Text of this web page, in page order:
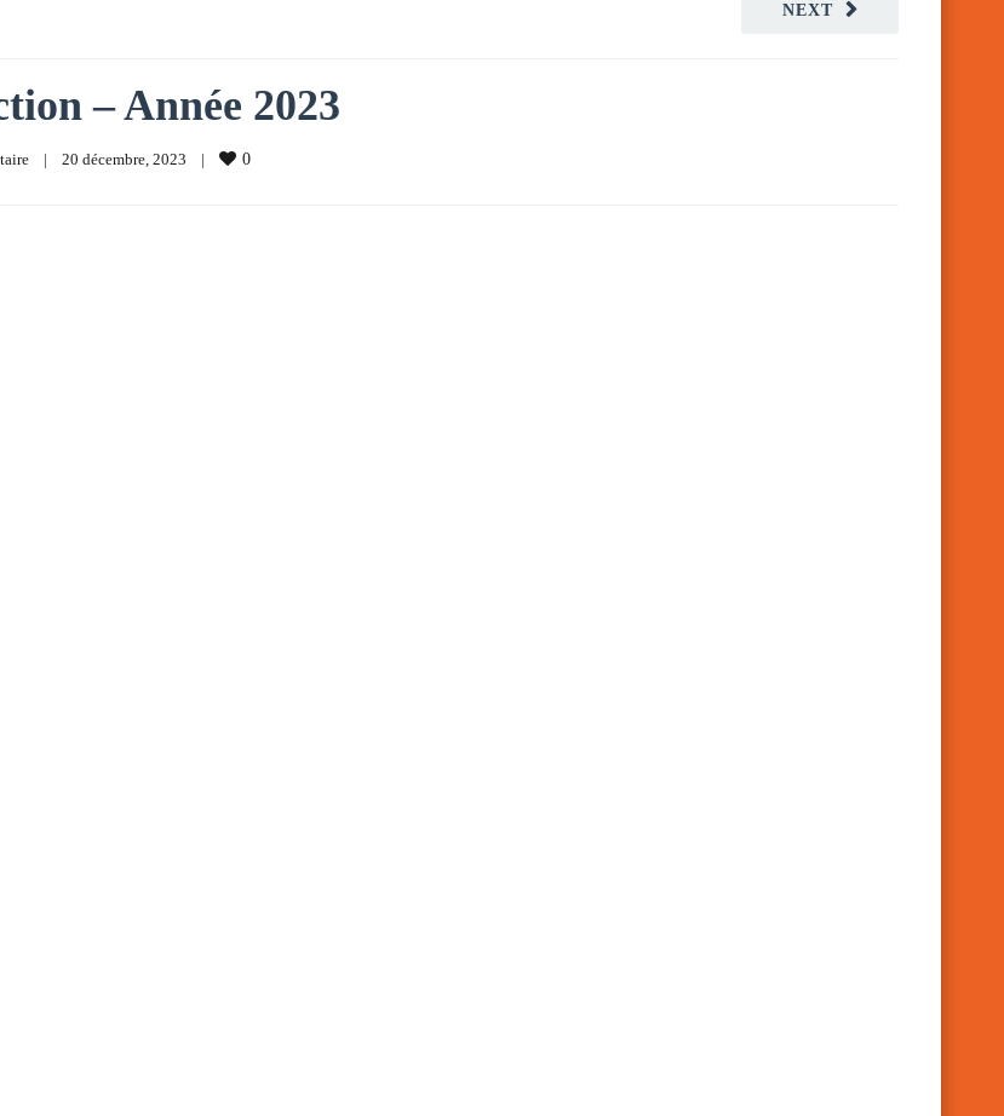
NEXT
– Année 2023
| 20 décembre, 2023 | 0